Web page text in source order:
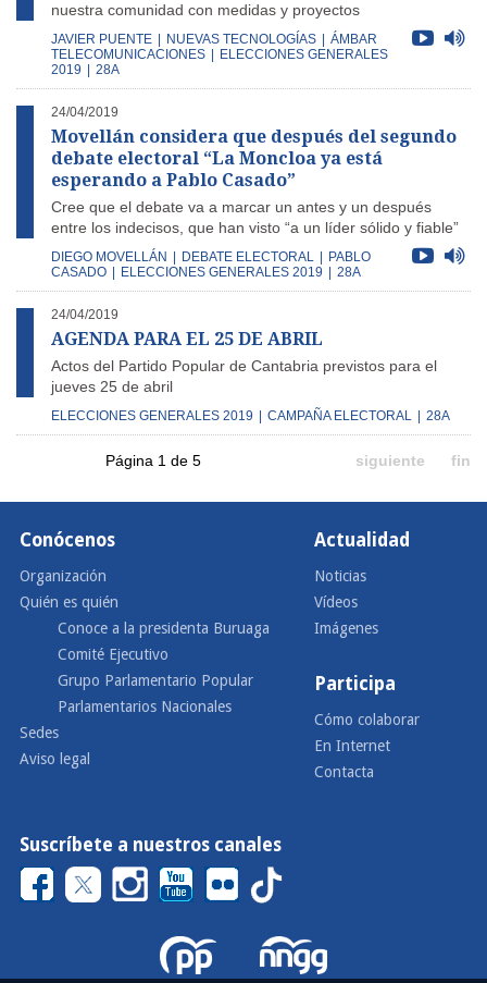
nuestra comunidad con medidas y proyectos
JAVIER PUENTE NUEVAS TECNOLOGÍAS
ÁMBAR
TELECOMUNICACIONES
ELECCIONES GENERALES
2019
28A
24/04/2019
Movellán considera que después del segundo
debate electoral “La Moncloa ya está
esperando a Pablo Casado”
Cree que el debate va a marcar un antes y un después
entre los indecisos, que han visto “a un líder sólido y fiable”
DIEGO MOVELLÁN DEBATE ELECTORAL
PABLO
CASADO
ELECCIONES GENERALES 2019 28A
24/04/2019
AGENDA PARA EL 25 DE ABRIL
Actos del Partido Popular de Cantabria previstos para el
jueves 25 de abril
ELECCIONES GENERALES 2019 CAMPAÑA ELECTORAL 28A
Página 1 de 5 siguiente fin
Conócenos
Organización
Quién es quién
Conoce a la presidenta Buruaga
Comité Ejecutivo
Grupo Parlamentario Popular
Parlamentarios Nacionales
Sedes
Aviso legal
Actualidad
Noticias
Vídeos
Imágenes
Participa
Cómo colaborar
En Internet
Contacta
Suscríbete a nuestros canales